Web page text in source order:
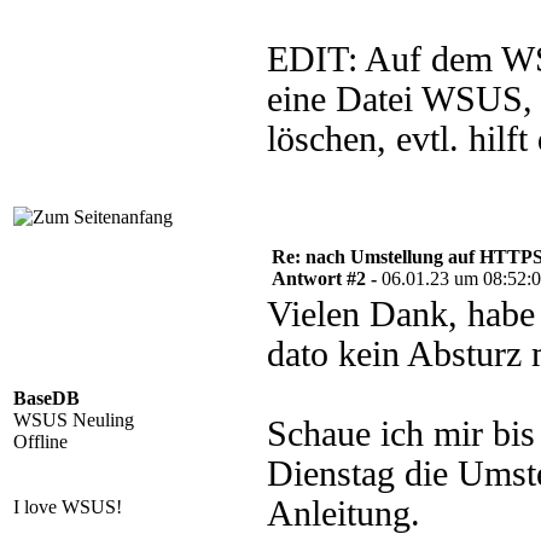
EDIT: Auf dem
eine Datei
löschen, evtl. hilft
BaseDB
WSUS Neuling
Offline
I love WSUS!
Re: nach Umstellung auf
Antwort #2 - 06.01.23 um
Vielen Dank,
dato kein Absturz
Schaue ich mir
Dienstag die
Anleitung.